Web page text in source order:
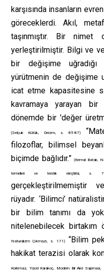
karşısında insanların
göreceklerdi. Akıl,
taşınmıştır. Bir nimet
yerleştirilmiştir. Bilgi ve
bir değişime
yürütmenin de değişime
icat etme kapasitesine
kavramaya yarayan bir
dönemde bir 'değer
(Selçuk Kütük, Deizm, s. 85-87)
filozoflar, bilimsel
biçimde bağlıdır.”(Kemal Batak,
temelleri ve teistik eleştirisi, s.
gerçekleştirilmemiştir
rüyadır. ‘Bilimci’
bir bilim tanımı da
nitelenebilecek birtakım
Naturalizm Çıkmazı, s. 171)“Bilim
hakikat terazisi olarak
Korkmaz, Yücel Karakoç, Modern Bir Akıl